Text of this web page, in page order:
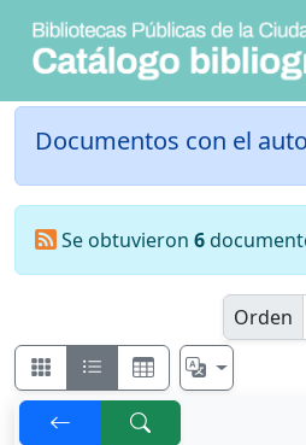
Documentos con el
Se obtuvieron 6
Orden